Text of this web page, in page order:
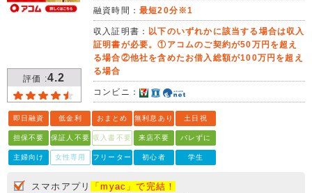
評価 :4.2
融資時間： 最短20分※1
収入証明書： 以下のいずれかに該当する場合は収入
証明書が必要。①アコムのご契約が50万円を超え
る場合②他社を含めたお借入総額が100万円を超え
る場合
コンビニ：
即日融資 低金利 おまとめ 無利息あり 土日祝
担保不要 保証人不要 収入書不要 来店不要 バレずに
主婦向け 女性専用 フリーター 初心者 学生
スマホアプリ
「myac」で完結！